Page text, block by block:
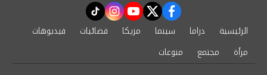
facebook
twitter
youtube
instagram
tiktok
الرئيسية دراما سينما مزيكا فضائيات
فيديوهات
مرأة
مجتمع
منوعات